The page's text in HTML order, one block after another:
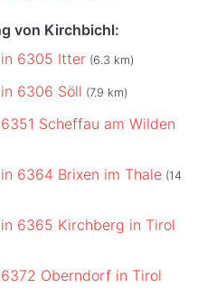
von Kirchbichl:
in 6305 Itter (6.3 km)
6306 Söll (7.9 km)
Scheffau am Wilden
6364 Brixen im Thale (14
6365 Kirchberg in Tirol
Oberndorf in Tirol